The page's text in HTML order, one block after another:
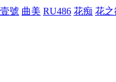
號 曲美 RU486 花痴 花之